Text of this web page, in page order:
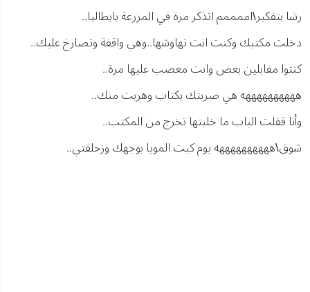
رشا بتفكير\اممممم اتذكر مرة في المزرعة بايطاليا..
دخلت مكتبك وكنت انت تهاوشها..وهي واقفة وتصارخ عليك..
كنتوا مقابلين بعض وانت معصب عليها مرة..
ههههههههههه هي ضربتك بكتاب وهربت منك..
وأنا قفلت الباب ما خليتها تخرج من المكتب..
شوق\ههههههههههه يوم كبت المويا بوجهك وزحلقتي..